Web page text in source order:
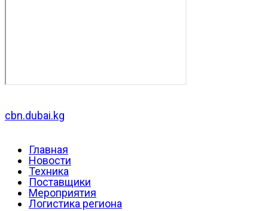
cbn.dubai.kg
Главная
Новости
Техника
Поставщики
Мероприятия
Логистика региона